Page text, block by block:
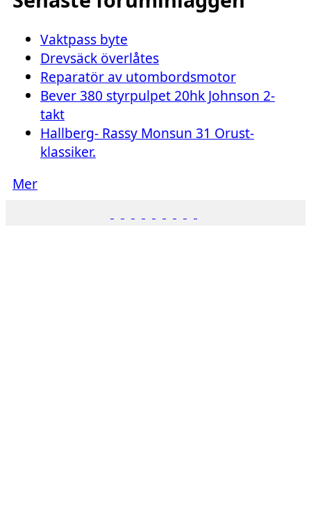
Vaktpass byte
Drevsäck överlåtes
Reparatör av utombordsmotor
Bever 380 styrpulpet 20hk Johnson 2-
takt
Hallberg- Rassy Monsun 31 Orust-
klassiker.
Mer